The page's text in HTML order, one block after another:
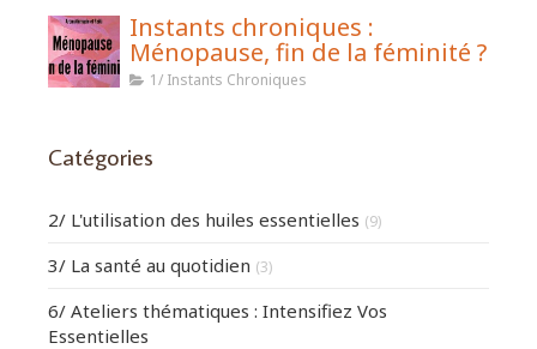
Instants chroniques :
Ménopause, fin de la féminité ?
1/ Instants Chroniques
Catégories
2/ L'utilisation des huiles essentielles (9)
3/ La santé au quotidien (3)
6/ Ateliers thématiques : Intensifiez Vos
Essentielles